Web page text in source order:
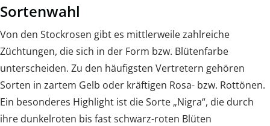
Sortenwahl
Von den Stockrosen gibt es mittlerweile zahlreiche
Züchtungen, die sich in der Form bzw. Blütenfarbe
unterscheiden. Zu den häufigsten Vertretern gehören
Sorten in zartem Gelb oder kräftigen Rosa- bzw. Rottönen.
Ein besonderes Highlight ist die Sorte „Nigra“, die durch
ihre dunkelroten bis fast schwarz-roten Blüten